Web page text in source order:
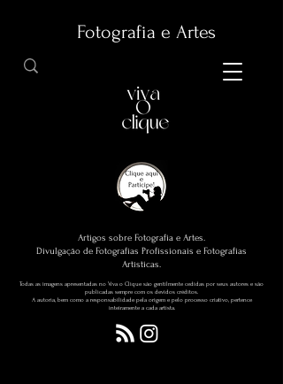
Fotografia e Artes
Artigos sobre Fotografia e Artes.
Divulgação de Fotografias Profissionais e Fotografias
Artísticas.
Todas as imagens apresentadas no Viva o Clique são gentilmente cedidas por seus autores e são
publicadas sempre com os devidos créditos.
A autoria, bem como a responsabilidade pela origem e pelo processo criativo, pertence
inteiramente a cada artista.